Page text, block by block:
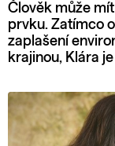
Člověk může
prvku. Zatímco
zaplašení
krajinou, Klára